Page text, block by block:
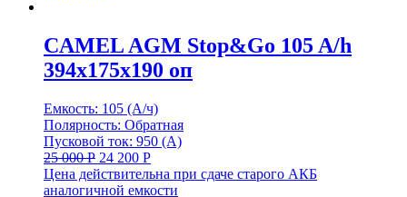
CAMEL AGM Stop&Go 105 A/h
394x175x190 оп
Емкость: 105 (А/ч)
Полярность: Обратная
Пусковой ток: 950 (А)
25 000Р 24 200 Р
Цена действительна при сдаче старого АКБ
аналогичной емкости